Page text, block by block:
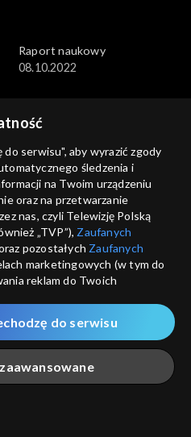
Raport naukowy
08.10.2022
Ciebie
w likwidacji
serwisu", aby wyrazić zgody
śledzenia i
na Twoim urządzeniu
oraz na przetwarzanie
nas, czyli Telewizję Polską
„TVP”), Zaufanych
pozostałych Zaufanych
marketingowych (w tym do
reklam do Twoich
zgody na udostępnianie
Google.
podczas odwiedzania przez
serwisówzwanych dalej
za pomocą
do serwisu